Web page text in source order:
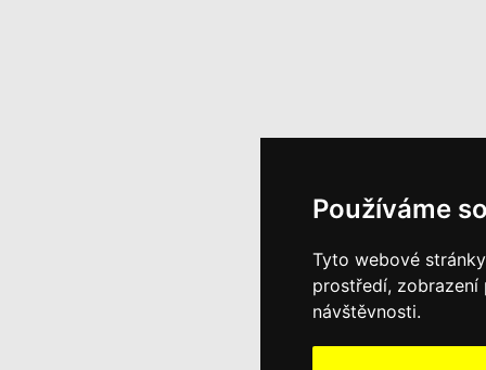
Používáme
Tyto webové
prostředí, zobrazení
návštěvnosti.